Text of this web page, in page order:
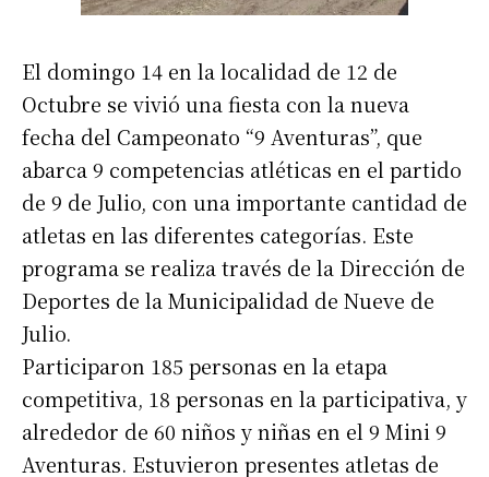
El domingo 14 en la localidad de 12 de
Octubre se vivió una fiesta con la nueva
fecha del Campeonato “9 Aventuras”, que
abarca 9 competencias atléticas en el partido
de 9 de Julio, con una importante cantidad de
atletas en las diferentes categorías. Este
programa se realiza través de la Dirección de
Deportes de la Municipalidad de Nueve de
Julio.
Participaron 185 personas en la etapa
competitiva, 18 personas en la participativa, y
alrededor de 60 niños y niñas en el 9 Mini 9
Aventuras. Estuvieron presentes atletas de